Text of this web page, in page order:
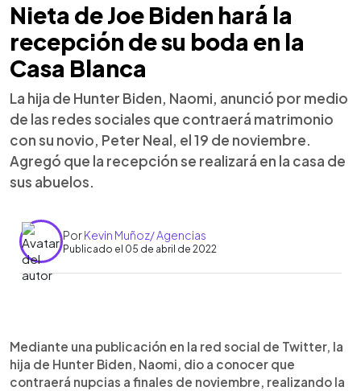
Nieta de Joe Biden hará la
recepción de su boda en la
Casa Blanca
La hija de Hunter Biden, Naomi, anunció por medio
de las redes sociales que contraerá matrimonio
con su novio, Peter Neal, el 19 de noviembre.
Agregó que la recepción se realizará en la casa de
sus abuelos.
PorKevin Muñoz/ Agencias
Publicado el 05 de abril de 2022
► Escuchar artículo
Mediante una publicación en la red social de Twitter, la
hija de Hunter Biden, Naomi, dio a conocer que
contraerá nupcias a finales de noviembre, realizando la